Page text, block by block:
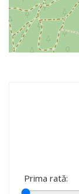
Prima rată: